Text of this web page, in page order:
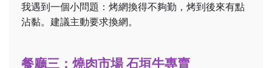
我遇到一個小問題：烤網換得不夠勤，烤到後來有點
沾黏。建議主動要求換網。
餐廳三：燒肉市場 石垣牛專賣